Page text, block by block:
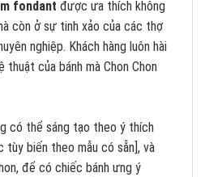
fondant được ưa thích không
còn ở sự tinh xảo của các thợ
nghiệp. Khách hàng luôn hài
của bánh mà Chon Chon
có thể sáng tạo theo ý thích
tùy biến theo mẫu có sẵn], và
để có chiếc bánh ưng ý